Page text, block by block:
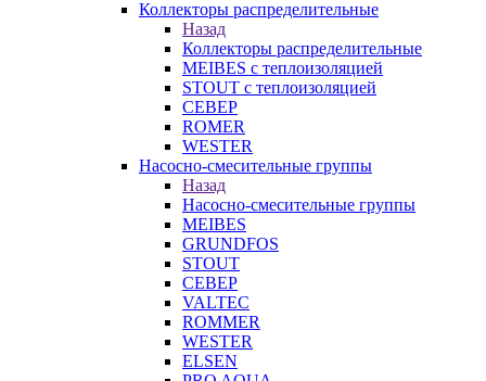
Коллекторы распределительные
Назад
Коллекторы распределительные
MEIBES с теплоизоляцией
STOUT с теплоизоляцией
СЕВЕР
ROMER
WESTER
Насосно-смесительные группы
Назад
Насосно-смесительные группы
MEIBES
GRUNDFOS
STOUT
СЕВЕР
VALTEC
ROMMER
WESTER
ELSEN